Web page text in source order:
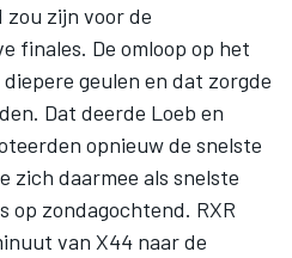
zou zijn voor de
finales. De omloop op het
geulen en dat zorgde
Dat deerde Loeb en
opnieuw de snelste
zich daarmee als snelste
op zondagochtend. RXR
van X44 naar de